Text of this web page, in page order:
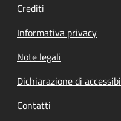
Crediti
Informativa privacy
Note legali
Dichiarazione di
Contatti